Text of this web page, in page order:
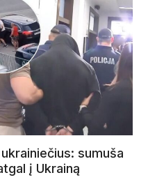
sumuša
į Ukrainą